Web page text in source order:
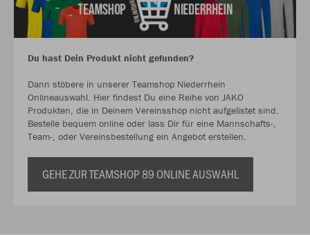
Du hast Dein Produkt nicht gefunden?
Dann stöbere in unserer Teamshop Niederrhein
Onlineauswahl. Hier findest Du eine Reihe von JAKO
Produkten, die in Deinem Vereinsshop nicht aufgelistet sind.
Bestelle bequem online oder lass Dir für eine Mannschafts-,
Team-, oder Vereinsbestellung ein Angebot erstellen.
GEHE ZUR TEAMSHOP 89 ONLINE AUSWAHL